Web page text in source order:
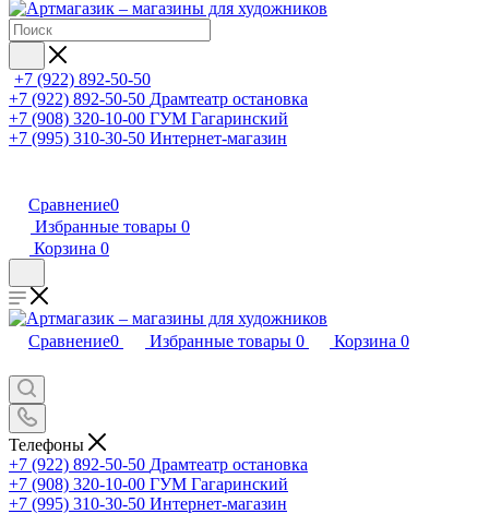
+7 (922) 892-50-50
+7 (922) 892-50-50 Драмтеатр остановка
+7 (908) 320-10-00 ГУМ Гагаринский
+7 (995) 310-30-50 Интернет-магазин
Сравнение0
Избранные товары 0
Корзина 0
Сравнение0 Избранные товары 0 Корзина 0
Телефоны
+7 (922) 892-50-50 Драмтеатр остановка
+7 (908) 320-10-00 ГУМ Гагаринский
+7 (995) 310-30-50 Интернет-магазин